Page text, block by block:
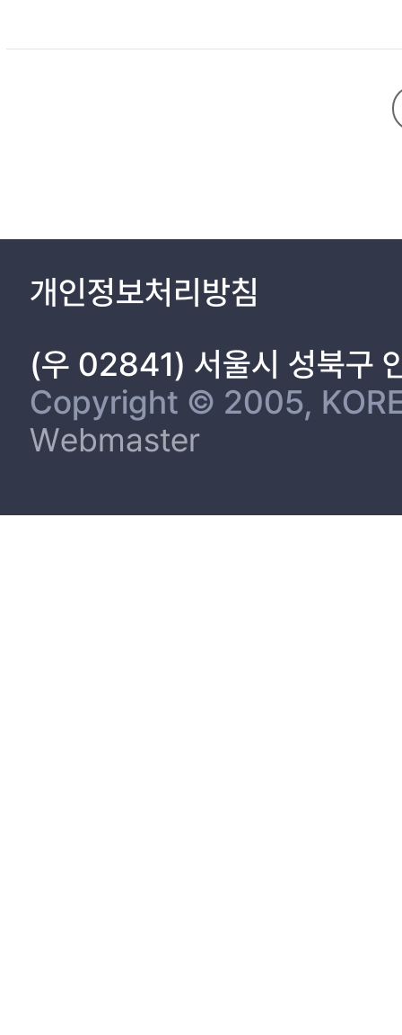
개인정보처리방침
(우 02841) 서울시 성북구
Copyright © 2005,
Webmaster